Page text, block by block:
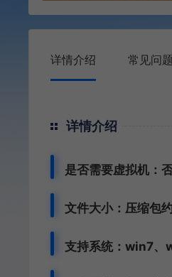
详情介绍 常见问题
详情介绍
是否需要虚拟机：
文件大小：压缩包
支持系统：win7、